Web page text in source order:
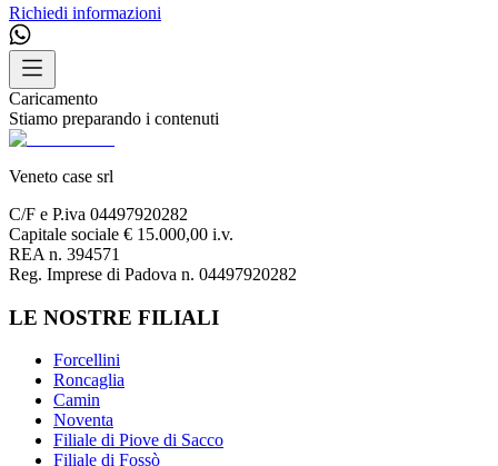
Richiedi informazioni
Caricamento
Stiamo preparando i contenuti
Veneto case srl
C/F e P.iva 04497920282
Capitale sociale € 15.000,00 i.v.
REA n. 394571
Reg. Imprese di Padova n. 04497920282
LE NOSTRE FILIALI
Forcellini
Roncaglia
Camin
Noventa
Filiale di Piove di Sacco
Filiale di Fossò